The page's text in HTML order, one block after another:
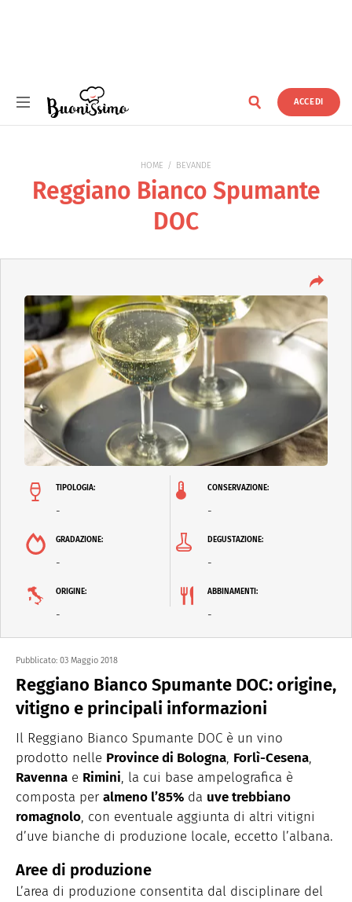
ACCEDI
HOME BEVANDE
Reggiano Bianco Spumante
DOC
TIPOLOGIA:
-
CONSERVAZIONE:
-
GRADAZIONE:
-
DEGUSTAZIONE:
-
ORIGINE:
-
ABBINAMENTI:
-
Pubblicato: 03 Maggio 2018
Reggiano Bianco Spumante DOC: origine,
vitigno e principali informazioni
Il Reggiano Bianco Spumante DOC è un vino
prodotto nelle Province di Bologna, Forlì-Cesena,
Ravenna e Rimini, la cui base ampelografica è
composta per almeno l’85% da uve trebbiano
romagnolo, con eventuale aggiunta di altri vitigni
d’uve bianche di produzione locale, eccetto l’albana.
Aree di produzione
L’area di produzione consentita dal disciplinare del